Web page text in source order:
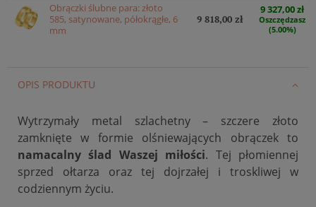
Obrączki ślubne para: złoto
585, satynowane, półokrągłe, 6
mm
9 818,00 zł
9 327,00 zł
Oszczędzasz
(5.00%)
OPIS PRODUKTU
Wytrzymały metal szlachetny – szczere złoto
zamknięte w formie olśniewających obrączek to
namacalny ślad Waszej miłości. Tej płomiennej
sprzed ołtarza oraz tej dojrzałej i troskliwej w
codziennym życiu.